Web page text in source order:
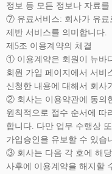
정보 등 모든 정보나 자료를
⑦ 유료서비스: 회사가 유료
제반 서비스를 의미합니다.
제5조 이용계약의 체결
① 이용계약은 회원이 뉴바
회원 가입 페이지에서 서비
신청한 내용에 대해서 회사
② 회사는 이용약관에 동의
원칙적으로 접수 순서에 따
합니다. 다만 업무 수행상
가입승인을 유보할 수 있습
③ 회사는 다음 각 호에 해
사후에 이용계약을 해지할